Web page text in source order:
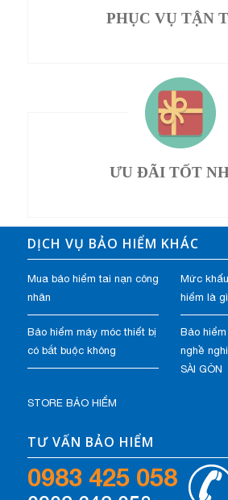
PHỤC VỤ TẬN
ƯU ĐÃI TỐT
DỊCH VỤ BẢO HIỂM KHÁC
Mua bảo hiểm tai nạn công
nhân
Mức
hiểm là
Bảo hiểm máy móc thiết bị
có bắt buộc không
Bảo
nghề
SÀI GÒN
STORE BẢO HIỂM
TƯ VẤN BẢO HIỂM
0983 425 058